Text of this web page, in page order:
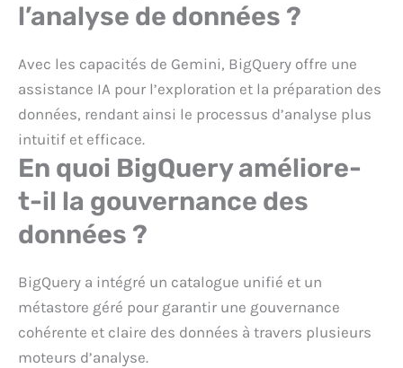
l’analyse de données ?
Avec les capacités de Gemini, BigQuery offre une
assistance IA pour l’exploration et la préparation des
données, rendant ainsi le processus d’analyse plus
intuitif et efficace.
En quoi BigQuery améliore-
t-il la gouvernance des
données ?
BigQuery a intégré un catalogue unifié et un
métastore géré pour garantir une gouvernance
cohérente et claire des données à travers plusieurs
moteurs d’analyse.